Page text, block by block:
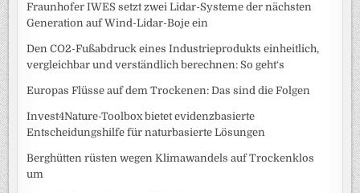
Fraunhofer IWES setzt zwei Lidar-Systeme der nächsten
Generation auf Wind-Lidar-Boje ein
Den CO2-Fußabdruck eines Industrieprodukts einheitlich,
vergleichbar und verständlich berechnen: So geht‘s
Europas Flüsse auf dem Trockenen: Das sind die Folgen
Invest4Nature-Toolbox bietet evidenzbasierte
Entscheidungshilfe für naturbasierte Lösungen
Berghütten rüsten wegen Klimawandels auf Trockenklos
um